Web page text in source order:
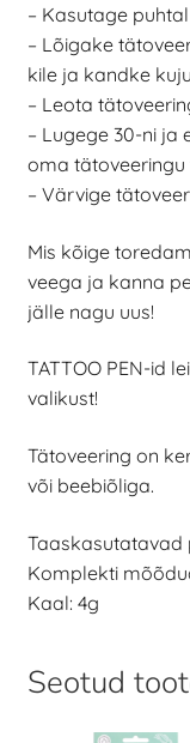
– Kasutage
– Lõigake
kile ja kandke
– Leota
– Lugege 30-ni
oma tätoveeringu
– Värvige
Mis kõige
veega ja kanna
jälle nagu uus!
TATTOO PEN-id
valikust!
Tätoveering on
või beebiõliga.
Komplekti
Kaal: 4g
Seotud